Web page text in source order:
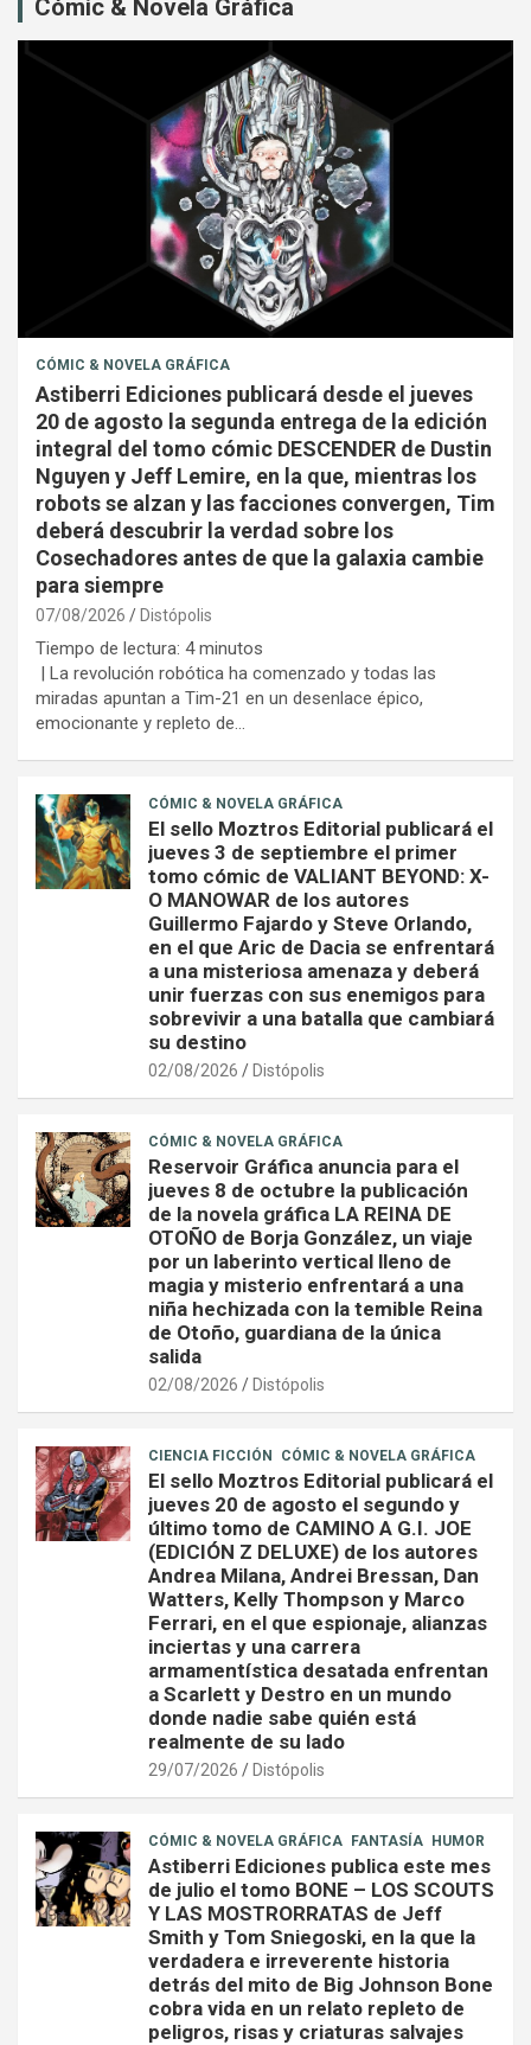
Cómic & Novela Gráfica
CÓMIC & NOVELA GRÁFICA
Astiberri Ediciones publicará desde el jueves
20 de agosto la segunda entrega de la edición
integral del tomo cómic DESCENDER de Dustin
Nguyen y Jeff Lemire, en la que, mientras los
robots se alzan y las facciones convergen, Tim
deberá descubrir la verdad sobre los
Cosechadores antes de que la galaxia cambie
para siempre
07/08/2026 Distópolis
Tiempo de lectura: 4 minutos
| La revolución robótica ha comenzado y todas las
miradas apuntan a Tim-21 en un desenlace épico,
emocionante y repleto de…
CÓMIC & NOVELA GRÁFICA
El sello Moztros Editorial publicará el
jueves 3 de septiembre el primer
tomo cómic de VALIANT BEYOND: X-
O MANOWAR de los autores
Guillermo Fajardo y Steve Orlando,
en el que Aric de Dacia se enfrentará
a una misteriosa amenaza y deberá
unir fuerzas con sus enemigos para
sobrevivir a una batalla que cambiará
su destino
02/08/2026 Distópolis
CÓMIC & NOVELA GRÁFICA
Reservoir Gráfica anuncia para el
jueves 8 de octubre la publicación
de la novela gráfica LA REINA DE
OTOÑO de Borja González, un viaje
por un laberinto vertical lleno de
magia y misterio enfrentará a una
niña hechizada con la temible Reina
de Otoño, guardiana de la única
salida
02/08/2026 Distópolis
CIENCIA FICCIÓN CÓMIC & NOVELA GRÁFICA
El sello Moztros Editorial publicará el
jueves 20 de agosto el segundo y
último tomo de CAMINO A G.I. JOE
(EDICIÓN Z DELUXE) de los autores
Andrea Milana, Andrei Bressan, Dan
Watters, Kelly Thompson y Marco
Ferrari, en el que espionaje, alianzas
inciertas y una carrera
armamentística desatada enfrentan
a Scarlett y Destro en un mundo
donde nadie sabe quién está
realmente de su lado
29/07/2026 Distópolis
CÓMIC & NOVELA GRÁFICA FANTASÍA HUMOR
Astiberri Ediciones publica este mes
de julio el tomo BONE – LOS SCOUTS
Y LAS MOSTRORRATAS de Jeff
Smith y Tom Sniegoski, en la que la
verdadera e irreverente historia
detrás del mito de Big Johnson Bone
cobra vida en un relato repleto de
peligros, risas y criaturas salvajes